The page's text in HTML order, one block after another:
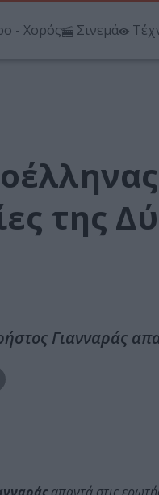
- Χορός Σινεμά
της
Γιανναράς